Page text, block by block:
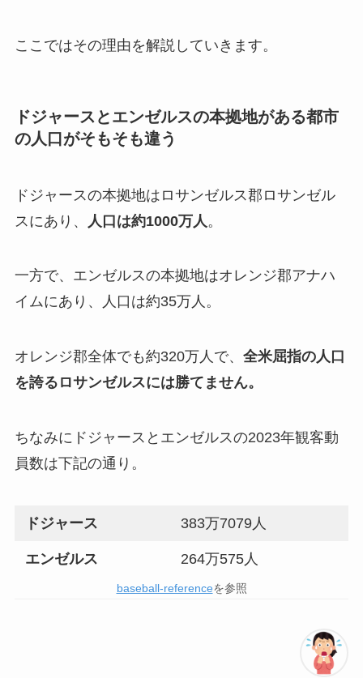
ここではその理由を解説していきます。
ドジャースとエンゼルスの本拠地がある都市
の人口がそもそも違う
ドジャースの本拠地はロサンゼルス郡ロサンゼル
スにあり、
人口は約1000万人 。
一方で、エンゼルスの本拠地はオレンジ郡アナハ
イムにあり、人口は約35万人。
オレンジ郡全体でも約320万人で、 全米屈指の人口
を誇るロサンゼルスには勝てません。
ちなみにドジャースとエンゼルスの2023年観客動
員数は下記の通り。
ドジャース 383万7079人
エンゼルス 264万575人
baseball-referenceを参照